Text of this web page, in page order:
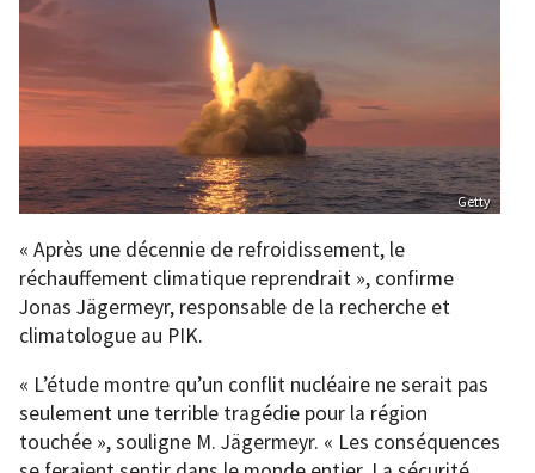
Getty
« Après une décennie de refroidissement, le
réchauffement climatique reprendrait », confirme
Jonas Jägermeyr, responsable de la recherche et
climatologue au PIK.
« L’étude montre qu’un conflit nucléaire ne serait pas
seulement une terrible tragédie pour la région
touchée », souligne M. Jägermeyr. « Les conséquences